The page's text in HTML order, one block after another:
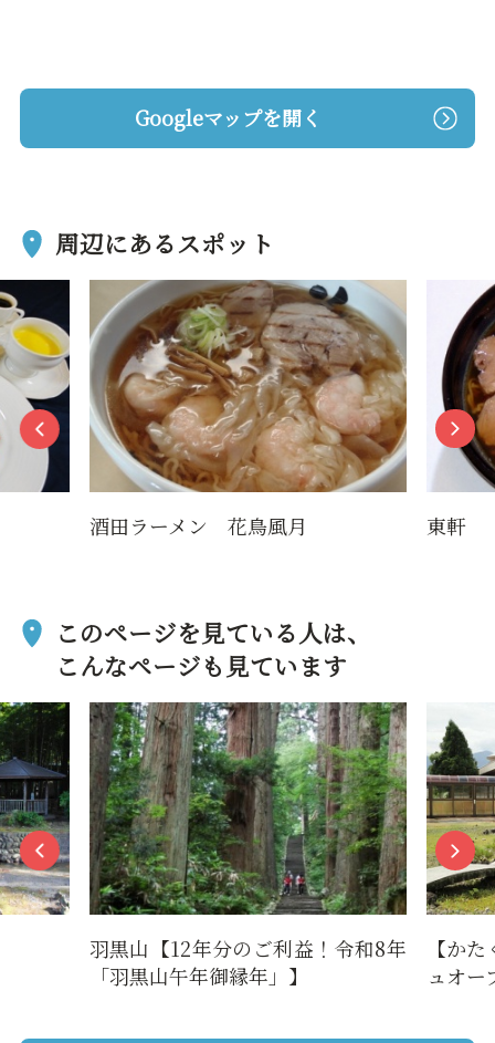
Googleマップを開く
周辺にあるスポット
酒田ラーメン 花鳥風月 東軒
このページを見ている人は、
こんなページも見ています
羽黒山【12年分のご利益！令和8年
「羽黒山午年御縁年」】
【か
ュオー